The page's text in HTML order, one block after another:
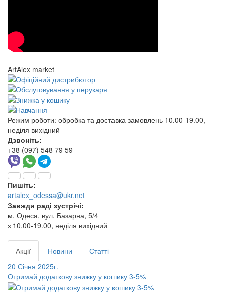
ArtAlex market
Режим роботи: обробка та доставка замовлень 10.00-19.00,
неділя вихідний
Дзвоніть:
+38 (097) 548 79 59
Пишіть:
artalex_odessa@ukr.net
Завжди раді зустрічі:
м. Одеса, вул. Базарна, 5/4
з 10.00-19.00, неділя вихідний
Акції Новини
Статті
20 Січня 2025г.
Отримай додаткову знижку у кошику 3-5%